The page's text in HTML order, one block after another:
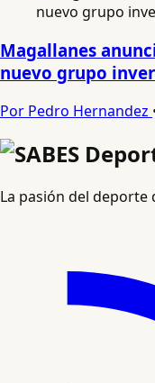
Magallanes
nuevo grupo
Por Pedro Hernandez
La pasión del deporte